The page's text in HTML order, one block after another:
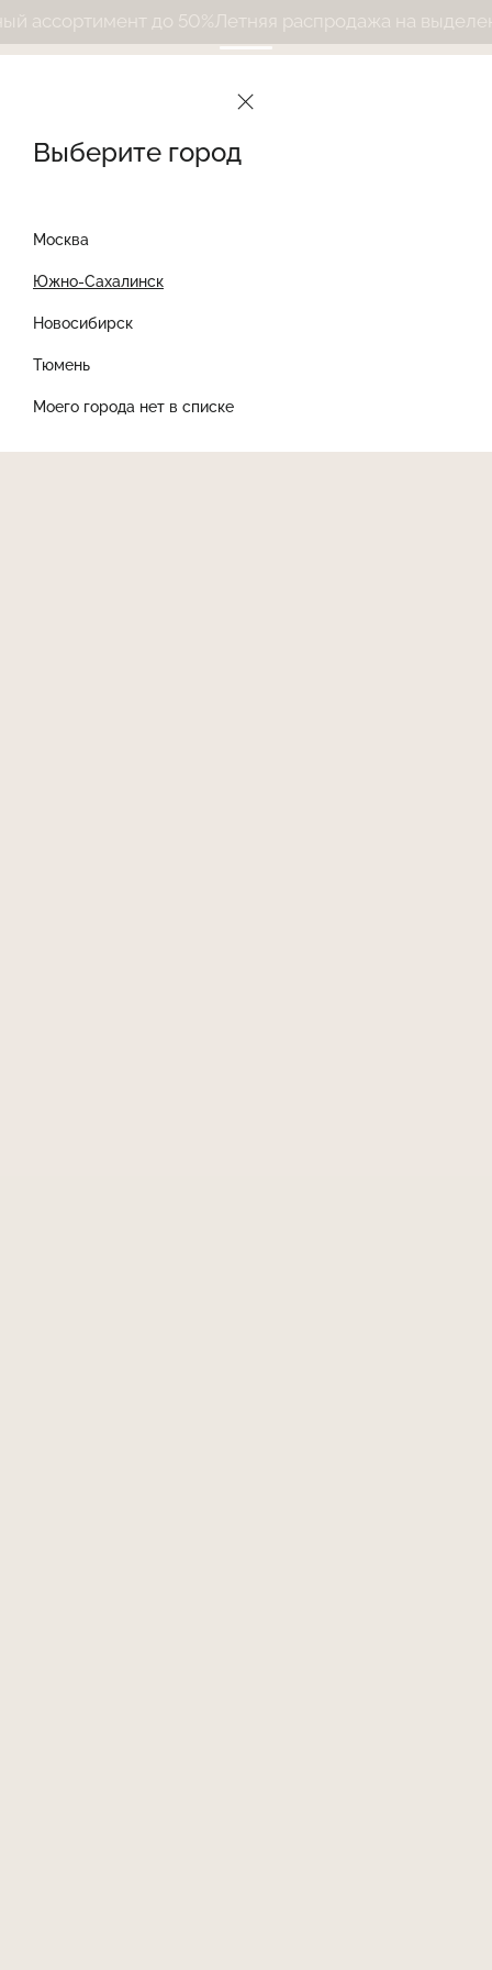
Выберите город
Москва
Южно-Сахалинск
Новосибирск
Тюмень
Моего города нет в списке
до 50%Летняя распродажа на